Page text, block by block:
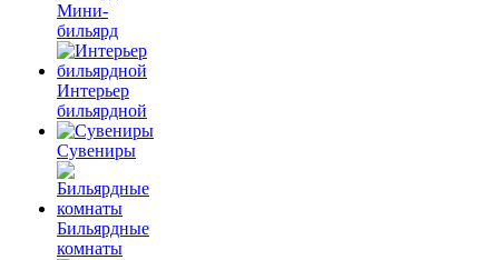
Мини-
бильярд
Интерьер
бильярдной
Сувениры
Бильярдные
комнаты